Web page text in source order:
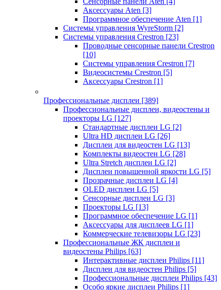
Аксессуары Aten [3]
Программное обеспечение Aten [1]
Системы управления WyreStorm [2]
Системы управления Crestron [23]
Проводные сенсорные панели Crestron
[10]
Системы управления Crestron [7]
Видеосистемы Crestron [5]
Аксессуары Crestron [1]
Профессиональные дисплеи [389]
Профессиональные дисплеи, видеостены и
проекторы LG [127]
Стандартные дисплеи LG [2]
Ultra HD дисплеи LG [26]
Дисплеи для видеостен LG [13]
Комплекты видеостен LG [28]
Ultra Stretch дисплеи LG [2]
Дисплеи повышенной яркости LG [5]
Прозрачные дисплеи LG [4]
OLED дисплеи LG [5]
Сенсорные дисплеи LG [3]
Проекторы LG [13]
Программное обеспечение LG [1]
Аксессуары для дисплеев LG [1]
Коммерческие телевизоры LG [23]
Профессиональные ЖК дисплеи и
видеостены Philips [63]
Интерактивные дисплеи Philips [11]
Дисплеи для видеостен Philips [5]
Профессиональные дисплеи Philips [43]
Особо яркие дисплеи Philips [1]